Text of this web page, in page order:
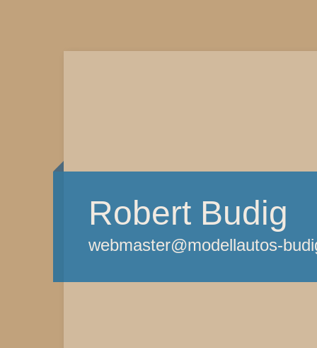
Robert Budig
webmaster@modellautos-